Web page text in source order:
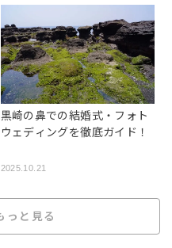
黒崎の鼻での結婚式・フォト
ウェディングを徹底ガイド！
2025.10.21
っと見る